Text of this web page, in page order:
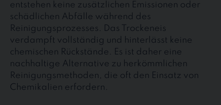
entstehen keine zusätzlichen Emissionen oder
schädlichen Abfälle während des
Reinigungsprozesses. Das Trockeneis
verdampft vollständig und hinterlässt keine
chemischen Rückstände. Es ist daher eine
nachhaltige Alternative zu herkömmlichen
Reinigungsmethoden, die oft den Einsatz von
Chemikalien erfordern.